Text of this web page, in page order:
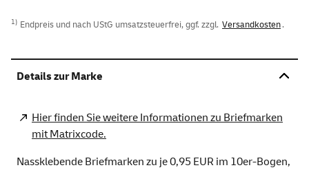
1) Endpreis und nach UStG umsatzsteuerfrei, ggf. zzgl. Versandkosten.
Details zur Marke
Hier finden Sie weitere Informationen zu Briefmarken
mit Matrixcode.
Nassklebende Briefmarken zu je 0,95 EUR im 10er-Bogen,